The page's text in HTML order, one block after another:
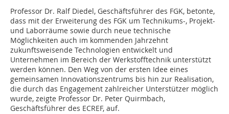
Professor Dr. Ralf Diedel, Geschäftsführer des FGK, betonte,
dass mit der Erweiterung des FGK um Technikums-, Projekt-
und Laborräume sowie durch neue technische
Möglichkeiten auch im kommenden Jahrzehnt
zukunftsweisende Technologien entwickelt und
Unternehmen im Bereich der Werkstofftechnik unterstützt
werden können. Den Weg von der ersten Idee eines
gemeinsamen Innovationszentrums bis hin zur Realisation,
die durch das Engagement zahlreicher Unterstützer möglich
wurde, zeigte Professor Dr. Peter Quirmbach,
Geschäftsführer des ECREF, auf.